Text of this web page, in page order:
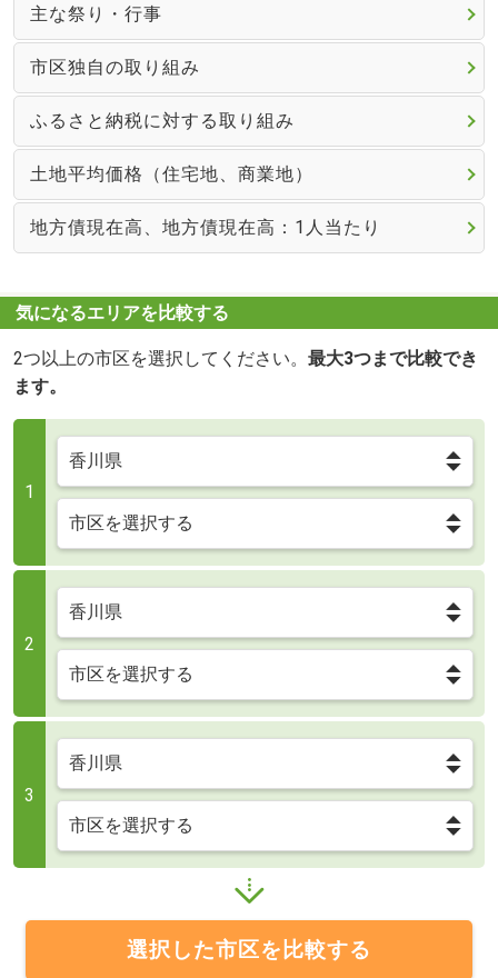
主な祭り・行事
市区独自の取り組み
ふるさと納税に対する取り組み
土地平均価格（住宅地、商業地）
地方債現在高、地方債現在高：1人当たり
気になるエリアを比較する
2つ以上の市区を選択してください。 最大3つまで比較でき
ます。
1
2
3
選択した市区を比較する